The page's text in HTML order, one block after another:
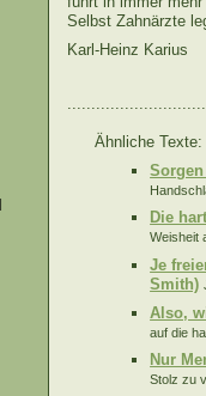
Selbst Zahnärzte
Karl-Heinz Karius
Ähnliche Texte:
Die
Weisheit
Je
Smith)
Also,
auf die
Nur
Stolz zu